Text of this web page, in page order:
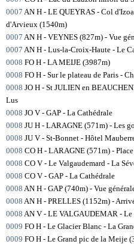
0007 AN H - LE QUEYRAS - Col
d'Arvieux (1540m)
0007 AN H - VEYNES (827m) - Vue
0007 AN H - Lus-la-Croix-Haute - Le
0008 FO H - LA MEIJE (3987m)
0008 FO H - Sur le plateau de Paris -
0008 JO H - St JULIEN en
Lus
0008 JO V - GAP - La Cathédrale
0008 JU H - LARAGNE (571m) - Les
0008 JU V - St-Bonnet - Hôtel
0008 CO H - LARAGNE (571m) -
0008 CO V - Le Valgaudemard - La
0008 CO V - GAP - La Cathédrale
0008 AN H - GAP (740m) - Vue
0008 AN H - PRELLES (1152m) -
0008 AN V - LE VALGAUDEMAR - Le
0009 FO H - Le Glacier Blanc - La
0009 FO H - Le Grand pic de la Meije